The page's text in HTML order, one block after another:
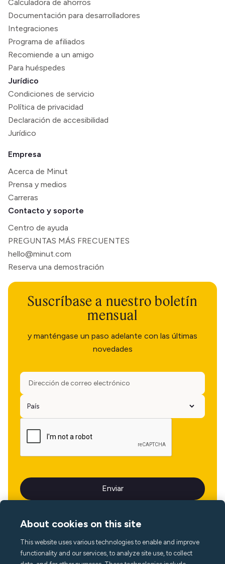
Calculadora de ahorros
Documentación para desarrolladores
Integraciones
Programa de afiliados
Recomiende a un amigo
Para huéspedes
Jurídico
Condiciones de servicio
Política de privacidad
Declaración de accesibilidad
Jurídico
Empresa
Acerca de Minut
Prensa y medios
Carreras
Contacto y soporte
Centro de ayuda
PREGUNTAS MÁS FRECUENTES
hello@minut.com
Reserva una demostración
Suscríbase a nuestro boletín
mensual
y manténgase un paso adelante con las últimas
novedades
Idioma
About cookies on this site
This website uses various technologies to enable and improve
functionality and our services, to analyze site use, to collect